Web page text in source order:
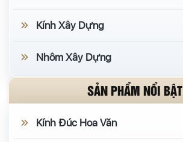
Kính Xây Dựng
Nhôm Xây Dựng
SẢN PHẨM NỔI BẬT
Kính Đúc Hoa Văn